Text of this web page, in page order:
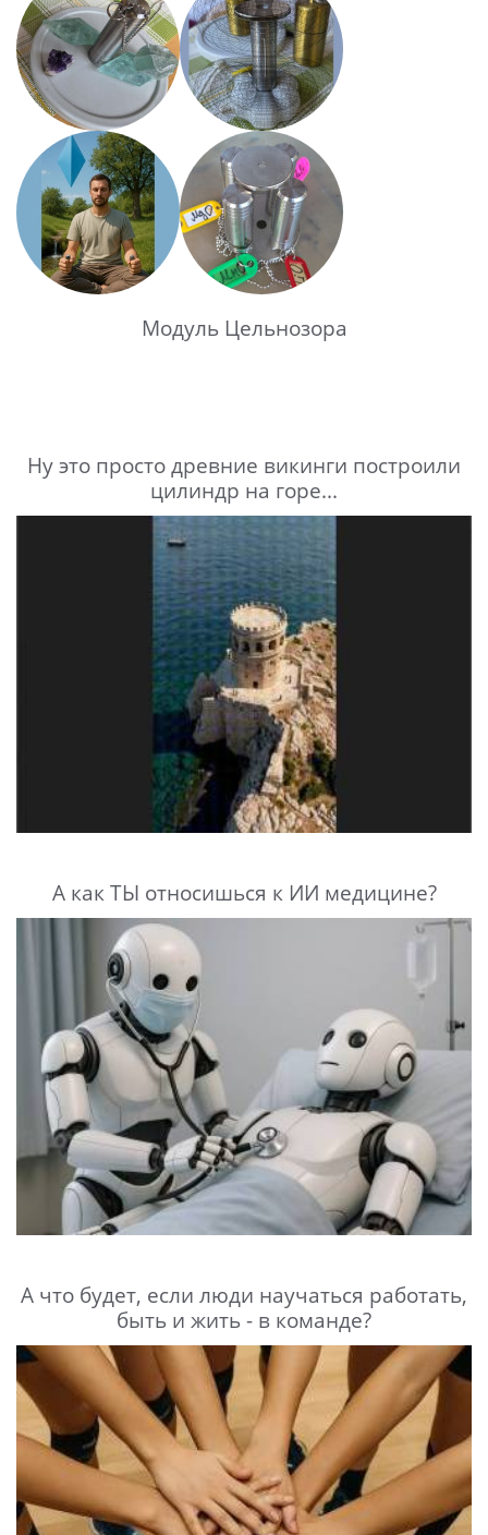
Модуль Цельнозора
Ну это просто древние викинги построили
цилиндр на горе...
А как ТЫ относишься к ИИ медицине?
А что будет, если люди научаться работать,
быть и жить - в команде?